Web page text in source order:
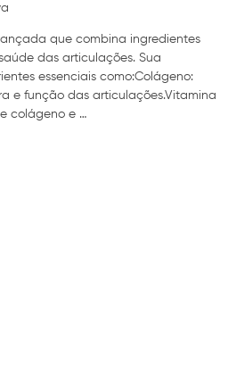
que combina ingredientes
das articulações. Sua
essenciais como:Colágeno:
e função das articulações.Vitamina
colágeno e …